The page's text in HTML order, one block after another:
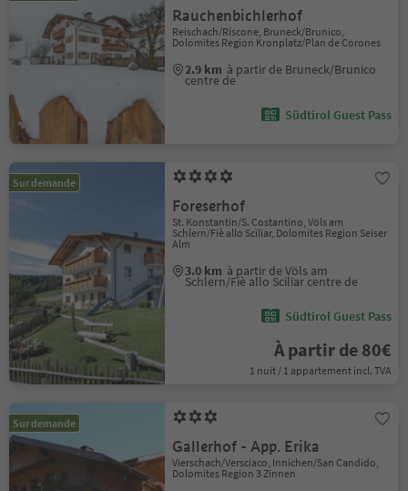
Rauchenbichlerhof
Reischach/Riscone, Bruneck/Brunico,
Dolomites Region Kronplatz/Plan de Corones
2.9 km à partir de Bruneck/Brunico
centre de
Südtirol Guest Pass
Sur demande
Foreserhof
St. Konstantin/S. Costantino, Völs am
Schlern/Fiè allo Sciliar, Dolomites Region Seiser
Alm
3.0 km à partir de Völs am
Schlern/Fiè allo Sciliar centre de
Südtirol Guest Pass
À partir de 80€
1 nuit / 1 appartement incl. TVA
Sur demande
Gallerhof - App. Erika
Vierschach/Versciaco, Innichen/San Candido,
Dolomites Region 3 Zinnen